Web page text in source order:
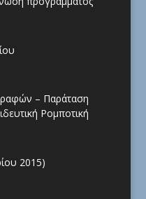
– Παράταση
Ρομποτική
2015)